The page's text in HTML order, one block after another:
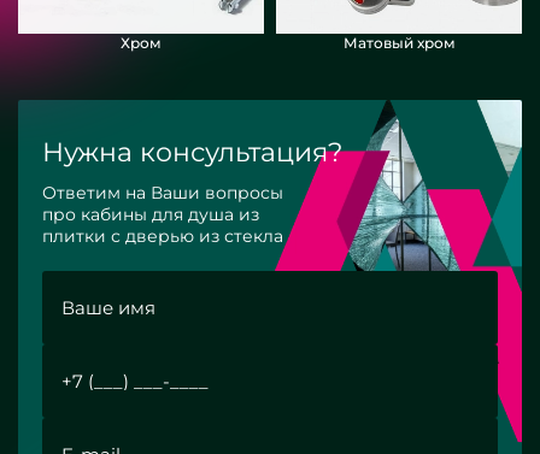
Хром Матовый хром
Нужна консультация?
Ответим на Ваши вопросы
про кабины для душа из
плитки с дверью из стекла